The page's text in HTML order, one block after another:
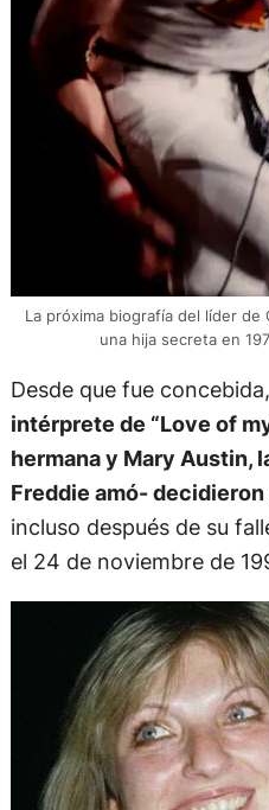
La próxima biografía del líder
una hija secreta en
Desde que fue concebida,
intérprete de “Love of
hermana y Mary Austin,
Freddie amó-
incluso después de su
el 24 de noviembre de